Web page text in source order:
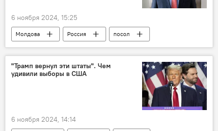
6 ноября 2024, 15:25
Молдова Россия
посол
Лилиан Дарий
"Трамп вернул эти штаты". Чем
удивили выборы в США
6 ноября 2024, 14:14